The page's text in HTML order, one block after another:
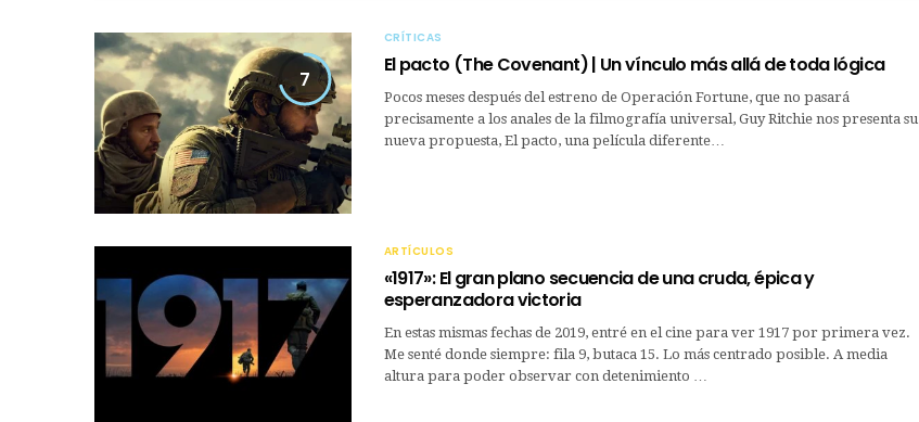
7
CRÍTICAS
El pacto (The Covenant) | Un vínculo más allá de toda lógica
Pocos meses después del estreno de Operación Fortune, que no pasará
precisamente a los anales de la filmografía universal, Guy Ritchie nos presenta su
nueva propuesta, El pacto, una película diferente…
ARTÍCULOS
«1917»: El gran plano secuencia de una cruda, épica y
esperanzadora victoria
En estas mismas fechas de 2019, entré en el cine para ver 1917 por primera vez.
Me senté donde siempre: fila 9, butaca 15. Lo más centrado posible. A media
altura para poder observar con detenimiento …